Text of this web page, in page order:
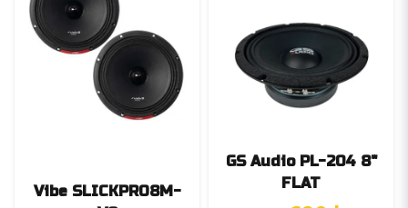
Vibe SLICKPRO8M-
GS Audio PL-204 8"
FLAT